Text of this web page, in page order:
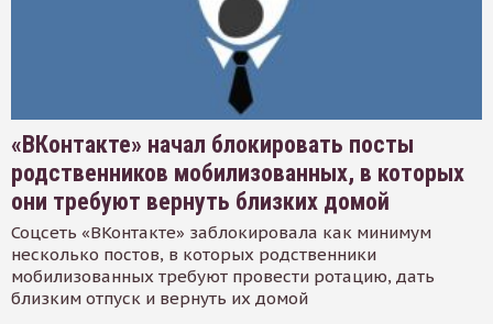
«ВКонтакте» начал блокировать посты
родственников мобилизованных, в которых
они требуют вернуть близких домой
Соцсеть «ВКонтакте» заблокировала как минимум
несколько постов, в которых родственники
мобилизованных требуют провести ротацию, дать
близким отпуск и вернуть их домой